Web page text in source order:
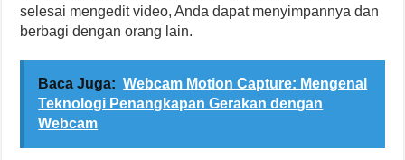
selesai mengedit video, Anda dapat menyimpannya dan
berbagi dengan orang lain.
Baca Juga: Webcam Motion Capture: Mengenal
Teknologi Penangkapan Gerakan dengan
Webcam